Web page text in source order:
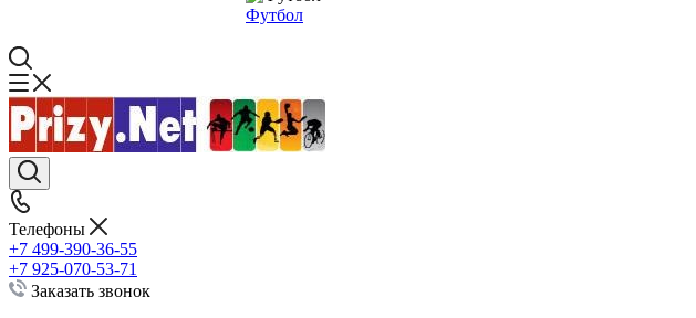
Футбол
Телефоны
+7 499-390-36-55
+7 925-070-53-71
Заказать звонок